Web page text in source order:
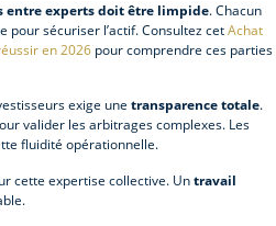
entre experts doit être limpide. Chacun
pour sécuriser l’actif. Consultez cetAchat
en 2026 pour comprendre ces parties
exige une transparence totale.
valider les arbitrages complexes. Les
fluidité opérationnelle.
cette expertise collective. Untravail